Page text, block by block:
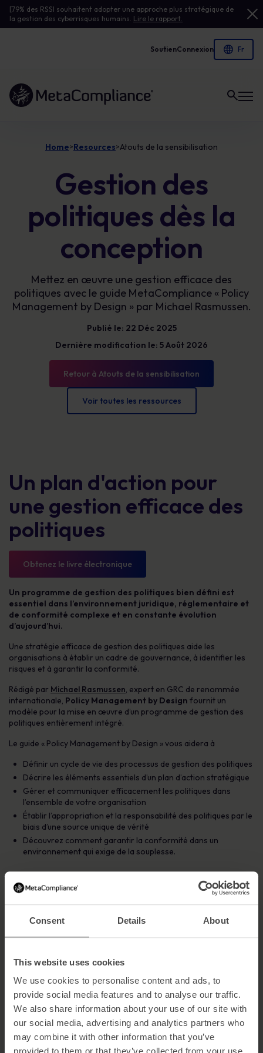
Consent Details About
This website uses cookies
We use cookies to personalise content and ads, to
provide social media features and to analyse our traffic.
We also share information about your use of our site with
our social media, advertising and analytics partners who
may combine it with other information that you’ve
[79% des RSSI souhaitent adopter une approche plus stratégique de
la gestion des cyberrisques humains. Lire le rapport.
SoutienConnexion
Lien vers la page d'accueil
Home>Resources>Atouts de la sensibilisation
Gestion des
politiques dès la
conception
Mettez en œuvre une gestion efficace des
politiques avec le guide MetaCompliance « Policy
Management by Design » par Michael Rasmussen.
Publié le: 22 Déc 2025
Dernière modification le: 5 Août 2026
Retour à Atouts de la sensibilisation
Voir toutes les ressources
Un plan d'action pour
une gestion efficace des
politiques
Obtenez le livre électronique
Un programme de gestion des politiques bien défini est
essentiel dans l’environnement juridique, réglementaire et
de conformité complexe et en constante évolution
d’aujourd’hui.
Une stratégie efficace de gestion des politiques aide les
organisations à établir un cadre de gouvernance, à identifier les
risques et à garantir la conformité.
Rédigé par Michael Rasmussen, expert en GRC de renommée
internationale, Policy Management by Design fournit un
modèle pour la mise en œuvre d’un programme de gestion des
politiques entièrement intégré.
Le guide « Policy Management by Design » vous aidera à
Définir un cycle de vie des processus de gestion des politiques
Décrire les éléments essentiels d’un plan d’action stratégique
Gérer et communiquer efficacement les politiques dans
l’ensemble de votre organisation
Établir l’appropriation et la responsabilité des politiques par le
biais d’une source unique de vérité
Découvrez comment garantir la conformité dans un
environnement qui exige de la souplesse.
FAQ - Gestion des politiques
par conception
Obtenez le livre électronique
Qu'est-ce que la gestion des politiques
par conception ?
Il s’agit d’un guide MetaCompliance rédigé par Michael Rasmussen,